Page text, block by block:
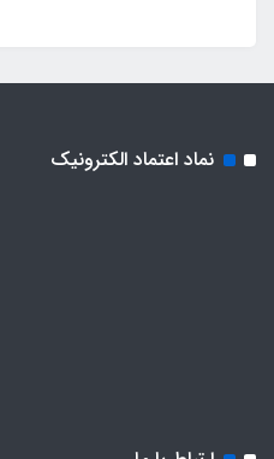
نماد اعتماد الکترونیک